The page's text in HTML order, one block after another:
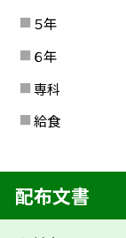
５年
６年
専科
給食
配布文書